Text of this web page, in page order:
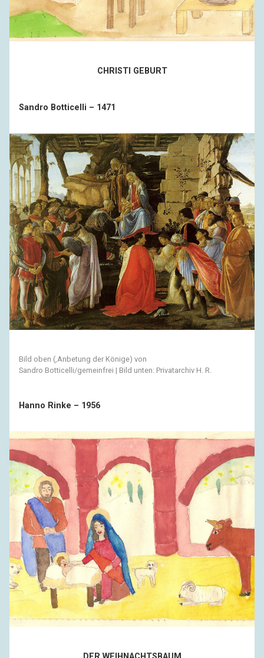
CHRISTI GEBURT
Sandro Botticelli – 1471
Bild oben (‚Anbetung der Könige) von
Sandro Botticelli/gemeinfrei | Bild unten: Privatarchiv H. R.
Hanno Rinke – 1956